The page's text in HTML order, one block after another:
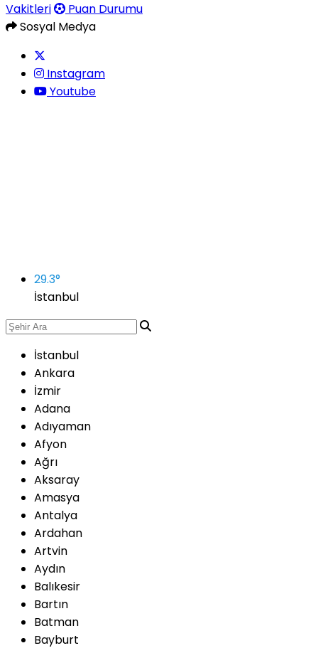
Vakitleri
Puan Durumu
Sosyal Medya
Instagram
Youtube
29.3°
İstanbul
İstanbul
Ankara
İzmir
Adana
Adıyaman
Afyon
Ağrı
Aksaray
Amasya
Antalya
Ardahan
Artvin
Aydın
Balıkesir
Bartın
Batman
Bayburt